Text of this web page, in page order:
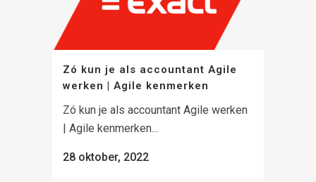
Zó kun je als accountant Agile
werken | Agile kenmerken
Zó kun je als accountant Agile werken
| Agile kenmerken...
28 oktober, 2022